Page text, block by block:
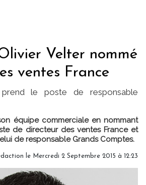
Velter nommé
ventes France
le poste de responsable
équipe commerciale en nommant
de directeur des ventes France et
de responsable Grands Comptes.
le Mercredi 2 Septembre 2015 à 12:23